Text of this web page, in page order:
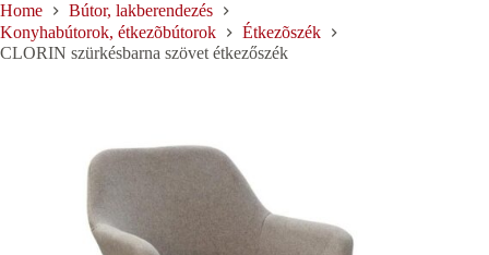
Home
Bútor, lakberendezés
Konyhabútorok, étkezõbútorok
Étkezõszék
CLORIN szürkésbarna szövet étkezőszék